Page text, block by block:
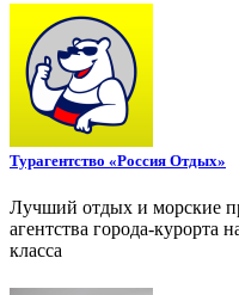
Турагентство «Россия Отдых»
Лучший отдых и морские
агентства города-курорта
класса